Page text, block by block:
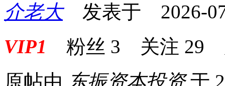
介老大发表于 2026-
VIP1 粉丝 3 关注 29
原帖由 东振资本投资于